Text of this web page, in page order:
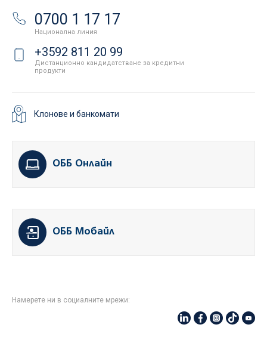
0700 1 17 17
Национална линия
+3592 811 20 99
Дистанционно кандидатстване за кредитни
продукти
Клонове и банкомати
ОББ Онлайн
ОББ Мобайл
Намерете ни в социалните мрежи: